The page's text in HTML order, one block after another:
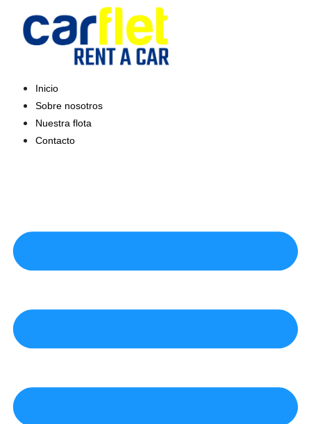
contenido
Inicio
Sobre nosotros
Nuestra flota
Contacto